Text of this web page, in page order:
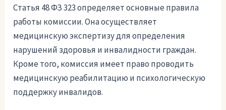
Статья 48 ФЗ 323 определяет основные правила
работы комиссии. Она осуществляет
медицинскую экспертизу для определения
нарушений здоровья и инвалидности граждан.
Кроме того, комиссия имеет право проводить
медицинскую реабилитацию и психологическую
поддержку инвалидов.